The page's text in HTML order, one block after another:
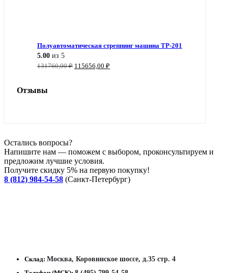
Полуавтоматическая стреппинг машина TP-201
5.00 из 5
131760,00₽ Первоначальная
115656,00 ₽
Отзывы
Остались вопросы?
Напишите нам — поможем с выбором, проконсультируем и
предложим лучшие условия.
Получите скидку 5% на первую покупку!
8 (812) 984-54-58 (Санкт-Петербург)
Склад: Москва, Коровинское шоссе, д.35 стр. 4